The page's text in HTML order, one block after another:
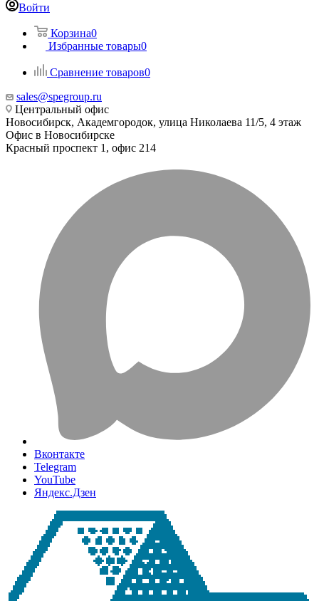
Войти
Корзина0
Избранные товары0
Сравнение товаров0
sales@spegroup.ru
Центральный офис
Новосибирск, Академгородок, улица Николаева 11/5, 4 этаж
Офис в Новосибирске
Красный проспект 1, офис 214
Вконтакте
Telegram
YouTube
Яндекс.Дзен